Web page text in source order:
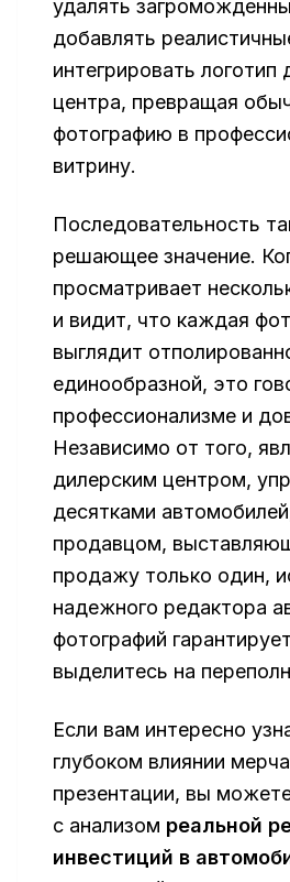
удалять
добавлять
интегрировать логотип
центра, превращая
фотографию в
витрину.
Последовательность
решающее значение.
просматривает
и видит, что каждая
выглядит
единообразной, это
профессионализме и
Независимо от того,
дилерским центром,
десятками
продавцом,
продажу только один,
надежного редактора
фотографий
выделитесь на
Если вам интересно
глубоком влиянии
презентации, вы
с анализом реальной
инвестиций в